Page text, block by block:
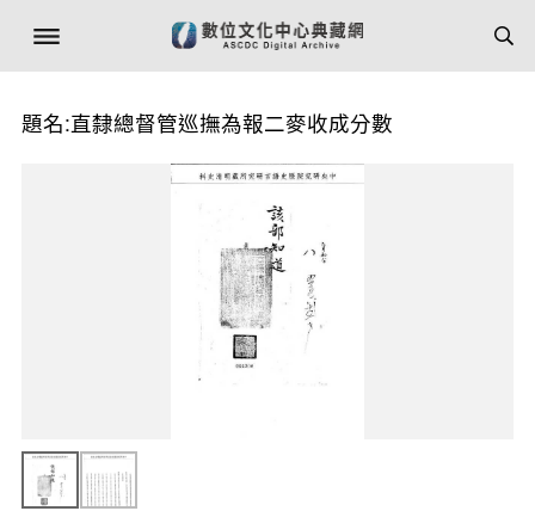
題名:直隸總督管巡撫為報二麥收成分數